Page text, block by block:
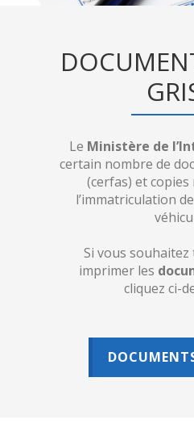
Le Ministère de
certain nombre de
(cerfas) et copies
l’immatriculation
Si vous
imprimer les
cliquez ci-